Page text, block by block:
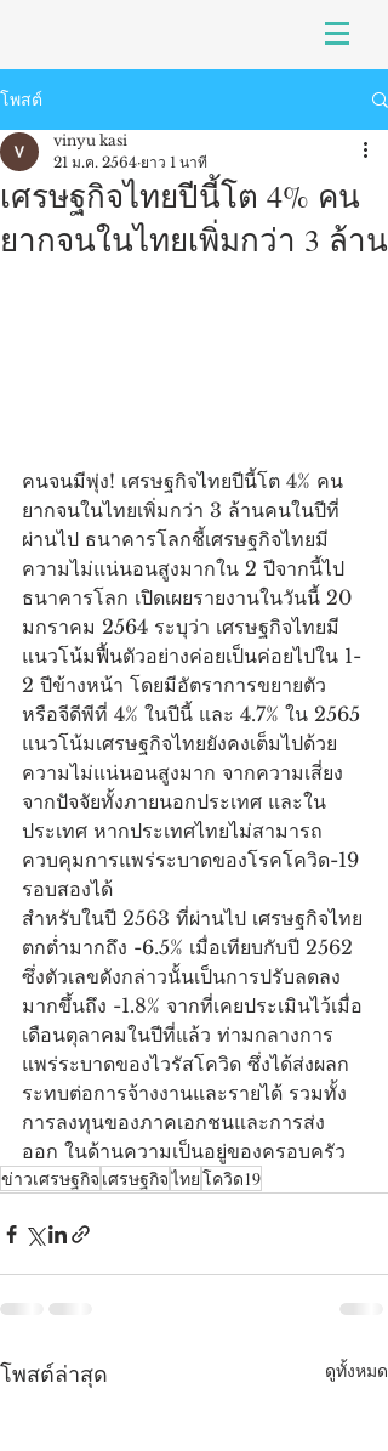
โพสต์
เศรษฐกิจไทยปีนี้โต 4% คน
ยากจนในไทยเพิ่มกว่า 3 ล้าน
vinyu kasi
21 ม.ค. 2564 ยาว 1 นาที
คนจนมีพุ่ง! เศรษฐกิจไทยปีนี้โต 4% คน
ยากจนในไทยเพิ่มกว่า 3 ล้านคนในปีที่
ผ่านไป ธนาคารโลกชี้เศรษฐกิจไทยมี
ความไม่แน่นอนสูงมากใน 2 ปีจากนี้ไป
ธนาคารโลก เปิดเผยรายงานในวันนี้ 20
มกราคม 2564 ระบุว่า เศรษฐกิจไทยมี
แนวโน้มฟื้นตัวอย่างค่อยเป็นค่อยไปใน 1-
2 ปีข้างหน้า โดยมีอัตราการขยายตัว
หรือจีดีพีที่ 4% ในปีนี้ และ 4.7% ใน 2565
แนวโน้มเศรษฐกิจไทยยังคงเต็มไปด้วย
ความไม่แน่นอนสูงมาก จากความเสี่ยง
จากปัจจัยทั้งภายนอกประเทศ และใน
ประเทศ หากประเทศไทยไม่สามารถ
ควบคุมการแพร่ระบาดของโรคโควิด-19
รอบสองได้
สำหรับในปี 2563 ที่ผ่านไป เศรษฐกิจไทย
ตกต่ำมากถึง -6.5% เมื่อเทียบกับปี 2562
ซึ่งตัวเลขดังกล่าวนั้นเป็นการปรับลดลง
มากขึ้นถึง -1.8% จากที่เคยประเมินไว้เมื่อ
เดือนตุลาคมในปีที่แล้ว ท่ามกลางการ
แพร่ระบาดของไวรัสโควิด ซึ่งได้ส่งผลก
ระทบต่อการจ้างงานและรายได้ รวมทั้ง
การลงทุนของภาคเอกชนและการส่ง
ออก ในด้านความเป็นอยู่ของครอบครัว
ข่าวเศรษฐกิจ เศรษฐกิจไทยโควิด19
โพสต์ล่าสุด ดูทั้งหมด